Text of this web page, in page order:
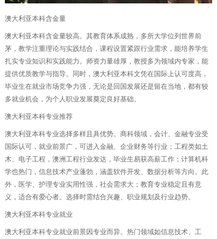
澳大利亚本科含金量
澳大利亚本科含金量较高。其教育体系成熟，多所大学位列世界前
茅，教学注重理论与实践结合，课程设置紧跟行业需求，能培养学生
扎实专业知识和实践能力。师资力量雄厚，教授多为领域内专家，能
提供优质教学与指导。同时，澳大利亚本科文凭在国际上认可度高，
毕业生在就业市场竞争力强，无论是回国发展还是留在当地，都有较
多就业机会，为个人职业发展奠定良好基础。
澳大利亚本科专业推荐
澳大利亚本科专业选择多样且具优势。商科领域，会计、金融专业受
国际认可，就业前景广，可进入金融、企业财务等行业；工程类如土
木、电子工程，澳洲工程行业发达，毕业生易获高薪工作；计算机科
学也热门，信息技术产业蓬勃，涵盖软件开发、数据分析等方向。此
外，医学、护理专业实用性强，社会需求大；教育专业稳定且有意
义，适合有爱心者。选择时需结合兴趣、职业规划及行业趋势。
澳大利亚本科专业就业
澳大利亚本科专业就业前景因专业而异。热门领域如信息技术、工